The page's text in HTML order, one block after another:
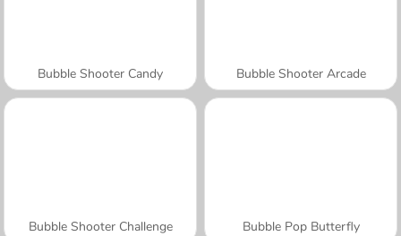
Bubble Shooter Candy Bubble Shooter Arcade
Bubble Shooter Challenge Bubble Pop Butterfly